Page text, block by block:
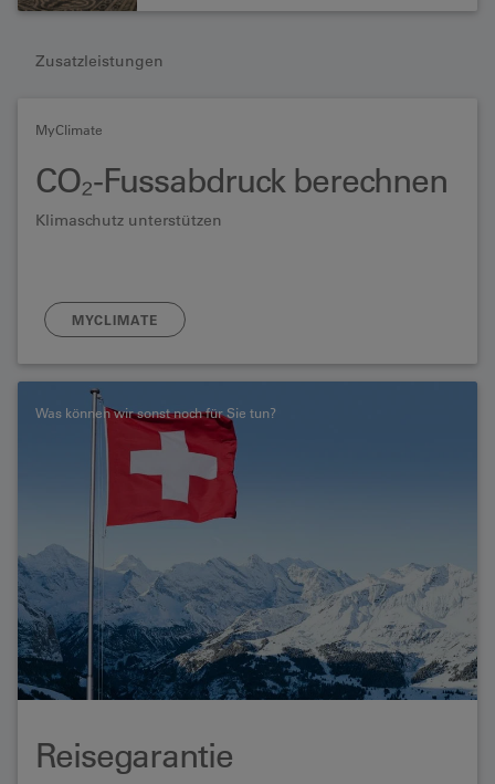
Zusatzleistungen
MyClimate
CO₂-Fussabdruck berechnen
Klimaschutz unterstützen
MYCLIMATE
Was können wir sonst noch für Sie tun?
Reisegarantie